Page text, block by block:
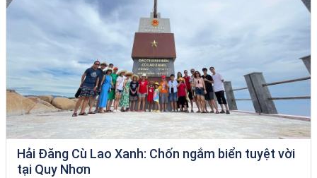
Hải Đăng Cù Lao Xanh: Chốn ngắm biển tuyệt vời
tại Quy Nhơn